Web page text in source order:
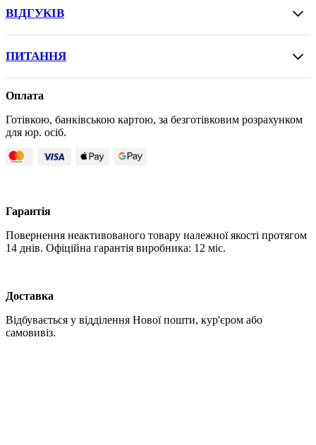
ВІДГУКІВ
ПИТАННЯ
Оплата
Готівкою, банківською картою, за безготівковим розрахунком
для юр. осіб.
Гарантія
Повернення неактивованого товару належної якості протягом
14 днів. Офіційна гарантія виробника: 12 міс.
Доставка
Відбувається у відділення Нової пошти, кур'єром або
самовивіз.